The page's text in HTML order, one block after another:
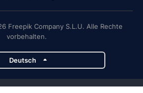
Freepik Company S.L.U. Alle Rechte
vorbehalten.
Deutsch